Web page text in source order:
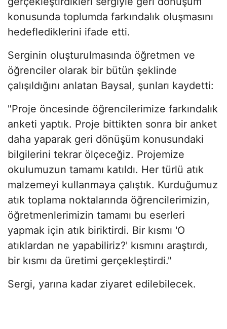
konusunda toplumda farkındalık oluşmasını
hedeflediklerini ifade etti.
Serginin oluşturulmasında öğretmen ve
öğrenciler olarak bir bütün şeklinde
çalışıldığını anlatan Baysal, şunları kaydetti:
"Proje öncesinde öğrencilerimize farkındalık
anketi yaptık. Proje bittikten sonra bir anket
daha yaparak geri dönüşüm konusundaki
bilgilerini tekrar ölçeceğiz. Projemize
okulumuzun tamamı katıldı. Her türlü atık
malzemeyi kullanmaya çalıştık. Kurduğumuz
atık toplama noktalarında öğrencilerimizin,
öğretmenlerimizin tamamı bu eserleri
yapmak için atık biriktirdi. Bir kısmı 'O
atıklardan ne yapabiliriz?' kısmını araştırdı,
bir kısmı da üretimi gerçekleştirdi."
Sergi, yarına kadar ziyaret edilebilecek.